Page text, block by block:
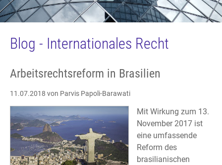
Blog - Internationales Recht
Arbeitsrechtsreform in Brasilien
11.07.2018 von Parvis Papoli-Barawati
Mit Wirkung zum 13.
November 2017 ist
eine umfassende
Reform des
brasilianischen